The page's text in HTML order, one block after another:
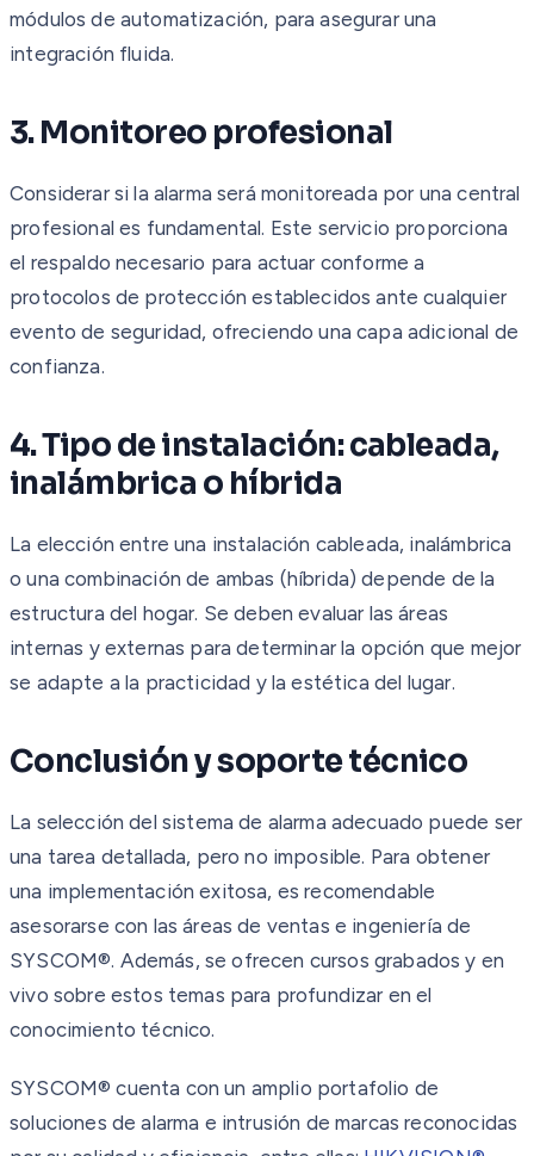
módulos de automatización, para asegurar una
integración fluida.
3. Monitoreo profesional
Considerar si la alarma será monitoreada por una central
profesional es fundamental. Este servicio proporciona
el respaldo necesario para actuar conforme a
protocolos de protección establecidos ante cualquier
evento de seguridad, ofreciendo una capa adicional de
confianza.
4. Tipo de instalación: cableada,
inalámbrica o híbrida
La elección entre una instalación cableada, inalámbrica
o una combinación de ambas (híbrida) depende de la
estructura del hogar. Se deben evaluar las áreas
internas y externas para determinar la opción que mejor
se adapte a la practicidad y la estética del lugar.
Conclusión y soporte técnico
La selección del sistema de alarma adecuado puede ser
una tarea detallada, pero no imposible. Para obtener
una implementación exitosa, es recomendable
asesorarse con las áreas de ventas e ingeniería de
SYSCOM®. Además, se ofrecen cursos grabados y en
vivo sobre estos temas para profundizar en el
conocimiento técnico.
SYSCOM® cuenta con un amplio portafolio de
soluciones de alarma e intrusión de marcas reconocidas